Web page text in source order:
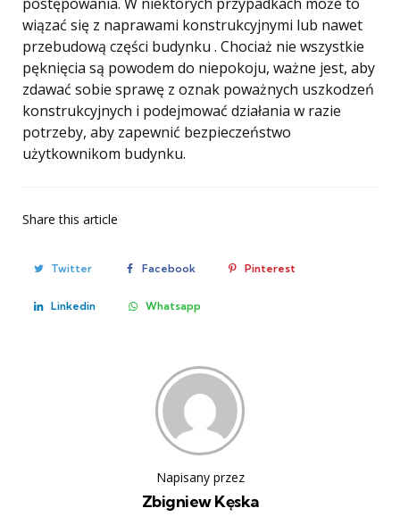
wiązać się z naprawami konstrukcyjnymi lub nawet
przebudową części budynku . Chociaż nie wszystkie
pęknięcia są powodem do niepokoju, ważne jest, aby
zdawać sobie sprawę z oznak poważnych uszkodzeń
konstrukcyjnych i podejmować działania w razie
potrzeby, aby zapewnić bezpieczeństwo
użytkownikom budynku.
Share this article
Twitter Facebook Pinterest
Linkedin Whatsapp
Napisany przez
Zbigniew Kęska